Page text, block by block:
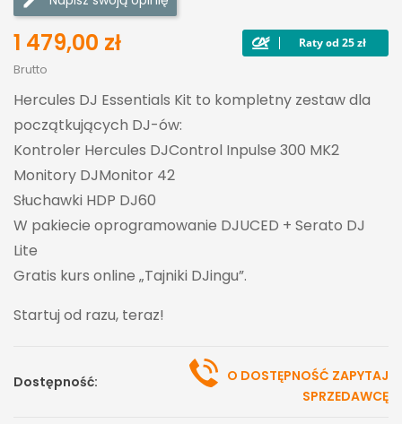
1 479,00 zł
Brutto
Hercules DJ Essentials Kit to kompletny zestaw dla
początkujących DJ-ów:
Kontroler Hercules DJControl Inpulse 300 MK2
Monitory DJMonitor 42
Słuchawki HDP DJ60
W pakiecie oprogramowanie DJUCED + Serato DJ
Lite
Gratis kurs online „Tajniki DJingu”.
Startuj od razu, teraz!
Dostępność:
O DOSTĘPNOŚĆ ZAPYTAJ
SPRZEDAWCĘ